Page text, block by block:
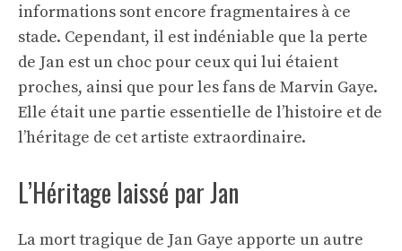
informations sont encore fragmentaires à ce
stade. Cependant, il est indéniable que la perte
de Jan est un choc pour ceux qui lui étaient
proches, ainsi que pour les fans de Marvin Gaye.
Elle était une partie essentielle de l’histoire et de
l’héritage de cet artiste extraordinaire.
L’Héritage laissé par Jan
La mort tragique de Jan Gaye apporte un autre